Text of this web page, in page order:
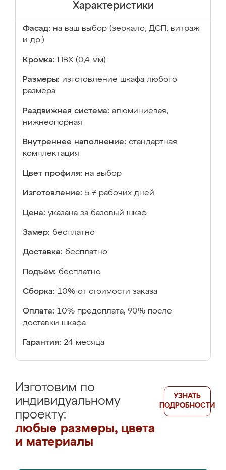
Характеристики
Фасад: на ваш выбор (зеркало, ДСП, витраж
и др.)
Кромка: ПВХ (0,4 мм)
Размеры: изготовление шкафа любого
размера
Раздвижная система: алюминиевая,
нижнеопорная
Внутреннее наполнение: стандартная
комплектация
Цвет профиля: на выбор
Изготовление: 5-7 рабочих дней
Цена: указана за базовый шкаф
Замер: бесплатно
Доставка: бесплатно
Подъём: бесплатно
Сборка: 10% от стоимости заказа
Оплата: 10% предоплата, 90% после
доставки шкафа
Гарантия: 24 месяца
Изготовим по
индивидуальному
проекту:
любые размеры, цвета
и материалы
УЗНАТЬ
ПОДРОБНОСТИ